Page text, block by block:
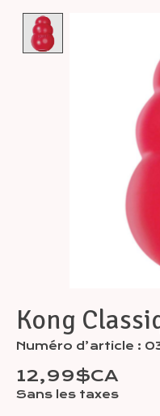
Kong
Numéro d’article :
12,99$CA
Sans les taxes